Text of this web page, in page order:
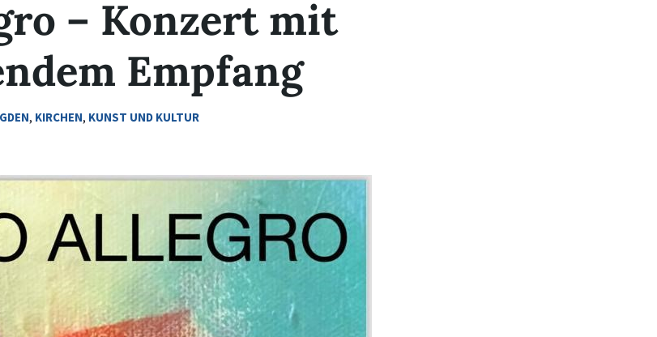
– Konzert mit
Empfang
, KIRCHEN, KUNST UND KULTUR